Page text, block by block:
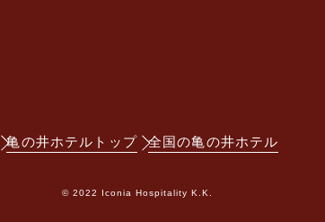
亀の井ホテルトップ 全国の亀の井ホテル
© 2022 Iconia Hospitality K.K.